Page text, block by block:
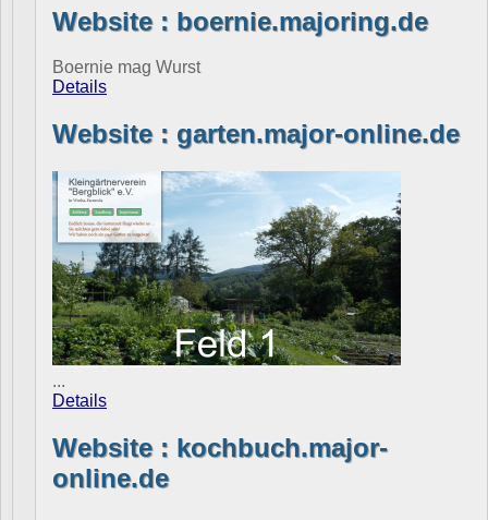
Website : boernie.majoring.de
Boernie mag Wurst
Details
Website : garten.major-online.de
...
Details
Website : kochbuch.major-
online.de